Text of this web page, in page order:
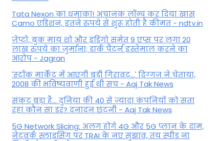
Tata Nexon का धमाका! अचानक लॉन्च कर दिया खास
Camo एडिशन, इतने रुपये से शुरू होती है कीमत - ndtv.in
जेप्टो, बुक माय शो और इंडिगो समेत 9 एप्स पर लगा 20
लाख रुपये का जुर्माना; डार्क पैटर्न इस्तेमाल करने का
आरोप - Jagran
'स्‍टॉक मार्केट में आएगी बड़ी गिरावट...' दिग्‍गज ने चेताया,
2008 की भविष्यवाणी हुई थी सच - Aaj Tak News
संकट बड़ा है... दुनिया की 40 से ज्यादा कंपनियों को सता
रहा कौन सा डर? दनादन छंटनी - Aaj Tak News
5G Network Slicing: अलग होंगे 4G और 5G प्लान के दाम,
नेटवर्क स्लाइसिंग पर TRAI के नए सुझाव, तय स्पीड ना